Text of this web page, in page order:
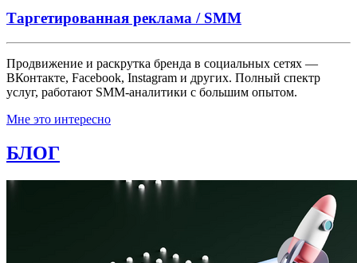
Таргетированная реклама / SMM
Продвижение и раскрутка бренда в социальных сетях —
ВКонтакте, Facebook, Instagram и других. Полный спектр
услуг, работают SMM-аналитики с большим опытом.
Мне это интересно
БЛОГ